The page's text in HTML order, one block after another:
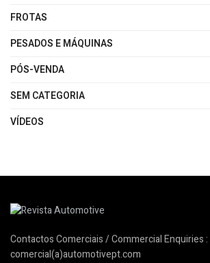
FROTAS
PESADOS E MÁQUINAS
PÓS-VENDA
SEM CATEGORIA
VÍDEOS
Contactos Comerciais / Commercial Enquiries :
comercial(a)automotivept.com